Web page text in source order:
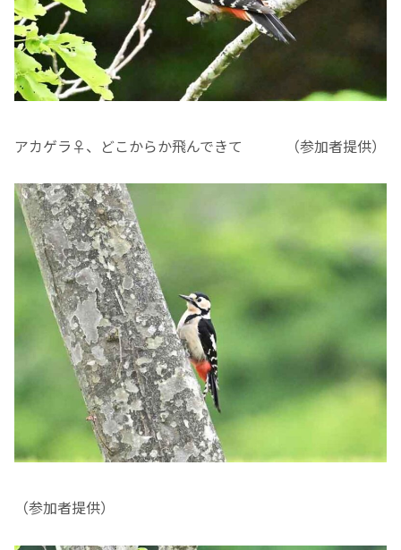
アカゲラ♀、どこからか飛んできて （参加者提供）
（参加者提供）